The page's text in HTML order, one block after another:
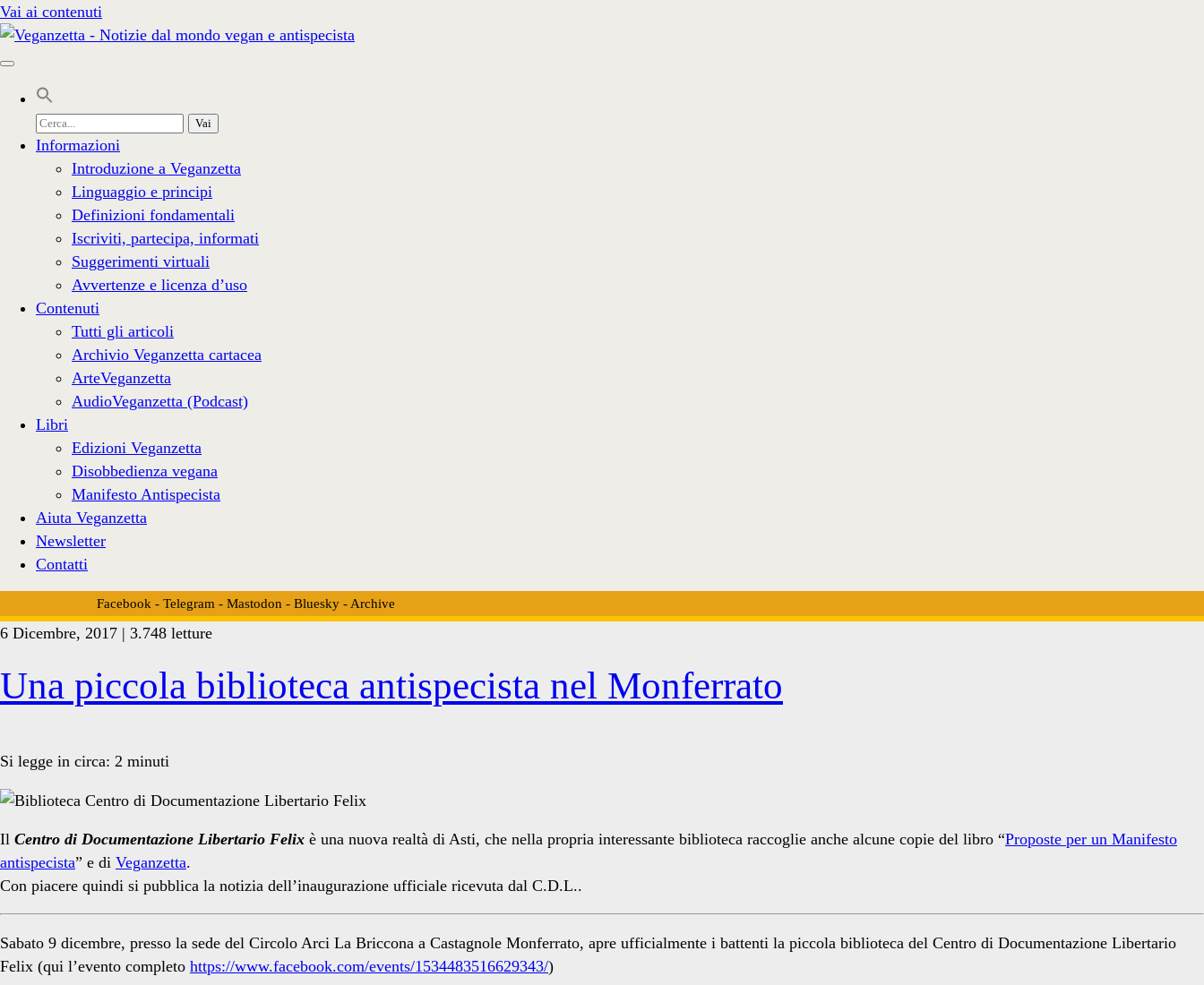
Vai ai contenuti
Cerca
per:
Informazioni
Introduzione a Veganzetta
Linguaggio e principi
Definizioni fondamentali
Iscriviti, partecipa, informati
Suggerimenti virtuali
Avvertenze e licenza d’uso
Contenuti
Tutti gli articoli
Archivio Veganzetta cartacea
ArteVeganzetta
AudioVeganzetta (Podcast)
Libri
Edizioni Veganzetta
Disobbedienza vegana
Manifesto Antispecista
Aiuta Veganzetta
Newsletter
Contatti
Facebook - Telegram - Mastodon - Bluesky- Archive
6 Dicembre, 2017 | 3.748 letture
Una piccola biblioteca antispecista nel Monferrato
Si legge in circa: 2 minuti
Il Centro di Documentazione Libertario Felix è una nuova realtà di Asti, che nella propria interessante biblioteca raccoglie anche alcune copie del libro “Proposte per un Manifesto
antispecista” e di Veganzetta.
Con piacere quindi si pubblica la notizia dell’inaugurazione ufficiale ricevuta dal C.D.L..
Sabato 9 dicembre, presso la sede del Circolo Arci La Briccona a Castagnole Monferrato, apre ufficialmente i battenti la piccola biblioteca del Centro di Documentazione Libertario
Felix (qui l’evento completo https://www.facebook.com/events/1534483516629343/)